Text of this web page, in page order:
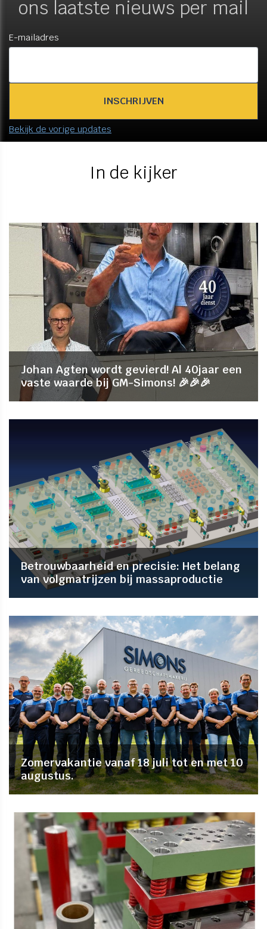
ons laatste nieuws per mail
E-mailadres
Bekijk de vorige updates
In de kijker
Johan Agten wordt gevierd! Al 40jaar een
vaste waarde bij GM-Simons! 🎉🎉🎉
Betrouwbaarheid en precisie: Het belang
van volgmatrijzen bij massaproductie
Zomervakantie vanaf 18 juli tot en met 10
augustus.